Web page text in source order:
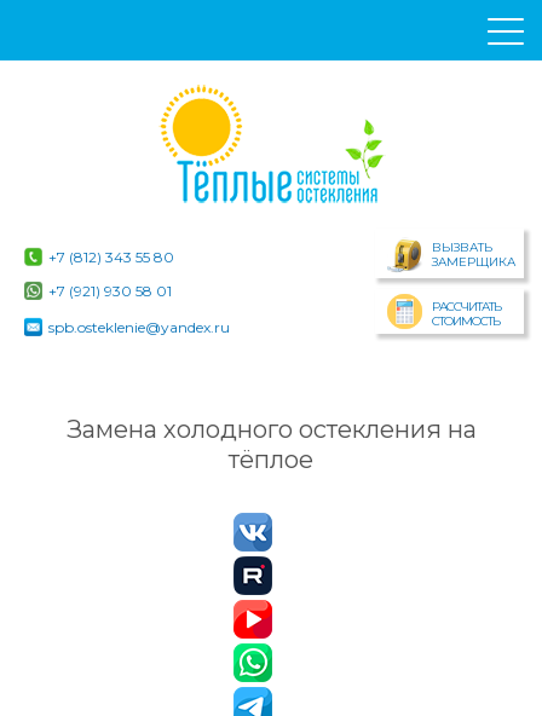
+7 (812) 343 55 80
+7 (921) 930 58 01
spb.osteklenie@yandex.ru
ВЫЗВАТЬ
ЗАМЕРЩИКА
РАССЧИТАТЬ
СТОИМОСТЬ
Замена холодного остекления на
тёплое